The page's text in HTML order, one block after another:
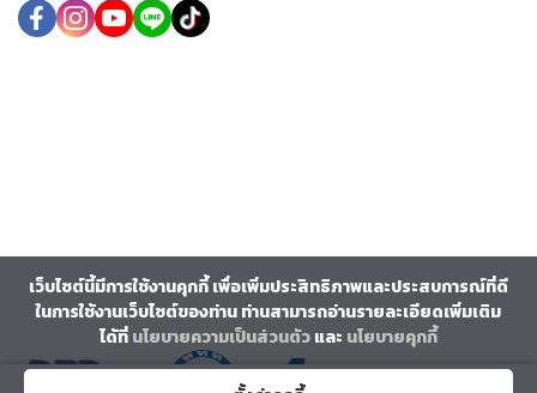
เว็บไซต์นี้มีการใช้งานคุกกี้ เพื่อเพิ่มประสิทธิภาพและประสบการณ์ที่ดี
ในการใช้งานเว็บไซต์ของท่าน ท่านสามารถอ่านรายละเอียดเพิ่มเติม
ได้ที่นโยบายความเป็นส่วนตัวและ นโยบายคุกกี้